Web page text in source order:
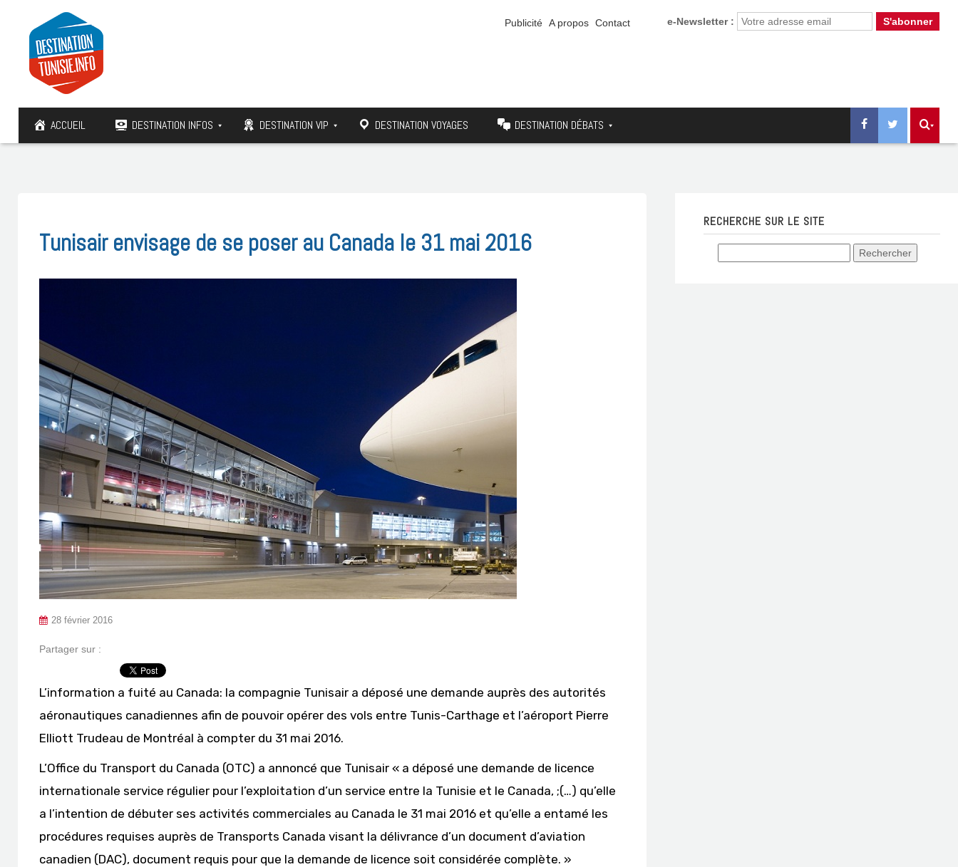
e-Newsletter :
Publicité A propos Contact
ACCUEIL DESTINATION INFOS DESTINATION VIP DESTINATION VOYAGES DESTINATION DÉBATS
Tunisair envisage de se poser au Canada le 31 mai 2016
28 février 2016
Partager sur :
L’information a fuité au Canada: la compagnie Tunisair a déposé une demande auprès des autorités
aéronautiques canadiennes afin de pouvoir opérer des vols entre Tunis-Carthage et l’aéroport Pierre
Elliott Trudeau de Montréal à compter du 31 mai 2016.
L’Office du Transport du Canada (OTC) a annoncé que Tunisair « a déposé une demande de licence
internationale service régulier pour l’exploitation d’un service entre la Tunisie et le Canada, ;(…) qu’elle
a l’intention de débuter ses activités commerciales au Canada le 31 mai 2016 et qu’elle a entamé les
procédures requises auprès de Transports Canada visant la délivrance d’un document d’aviation
canadien (DAC), document requis pour que la demande de licence soit considérée complète. »
RECHERCHE SUR LE SITE